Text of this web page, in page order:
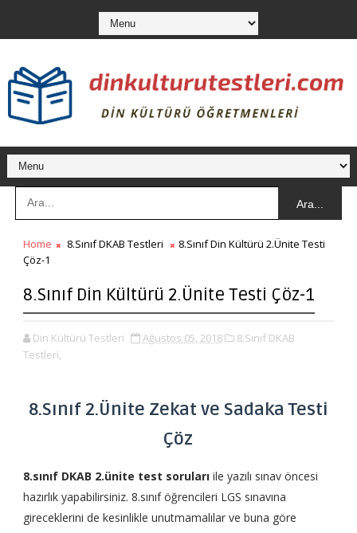
Ara...
Home 8.Sınıf DKAB Testleri
8.Sınıf Din Kültürü 2.Ünite Testi
Çöz-1
8.Sınıf Din Kültürü 2.Ünite Testi Çöz-1
Din Kültürü Testleri Ağustos 05, 2018
8.Sınıf DKAB
Testleri,
8.Sınıf 2.Ünite Zekat ve Sadaka Testi
Çöz
8.sınıf DKAB 2.ünite test sorularıile yazılı sınav öncesi
hazırlık yapabilirsiniz. 8.sınıf öğrencileri LGS sınavına
gireceklerini de kesinlikle unutmamalılar ve buna göre